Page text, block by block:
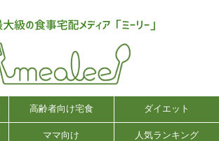
高齢者向け宅食 ダイエット
ママ向け 人気ランキング